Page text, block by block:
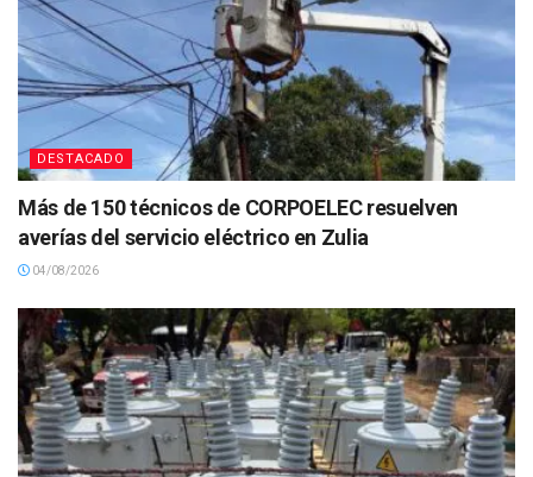
DESTACADO
Más de 150 técnicos de CORPOELEC resuelven
averías del servicio eléctrico en Zulia
04/08/2026